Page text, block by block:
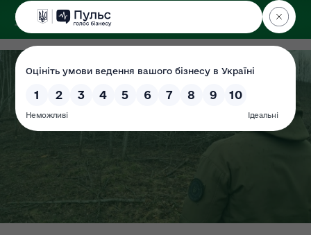
ДЕРЖЕКОІНСПЕКЦІЯ
Поліського округу